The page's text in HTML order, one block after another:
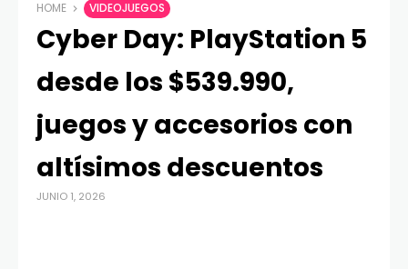
HOME VIDEOJUEGOS
Cyber Day: PlayStation 5
desde los $539.990,
juegos y accesorios con
altísimos descuentos
JUNIO 1, 2026